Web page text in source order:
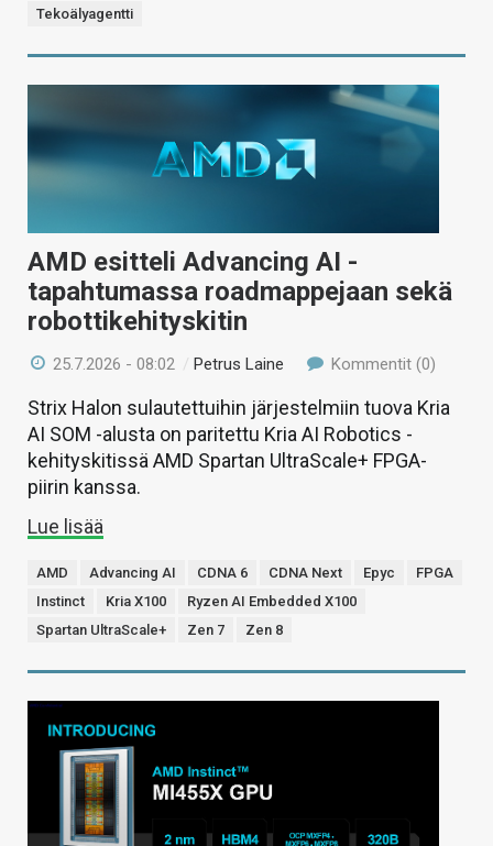
Tekoälyagentti
AMD esitteli Advancing AI -
tapahtumassa roadmappejaan sekä
robottikehityskitin
25.7.2026 - 08:02 /Petrus Laine Kommentit (0)
Strix Halon sulautettuihin järjestelmiin tuova Kria
AI SOM -alusta on paritettu Kria AI Robotics -
kehityskitissä AMD Spartan UltraScale+ FPGA-
piirin kanssa.
Lue lisää
AMD Advancing AI CDNA 6 CDNA Next Epyc
FPGA
Instinct
Kria X100
Ryzen AI Embedded X100
Spartan UltraScale+
Zen 7 Zen 8